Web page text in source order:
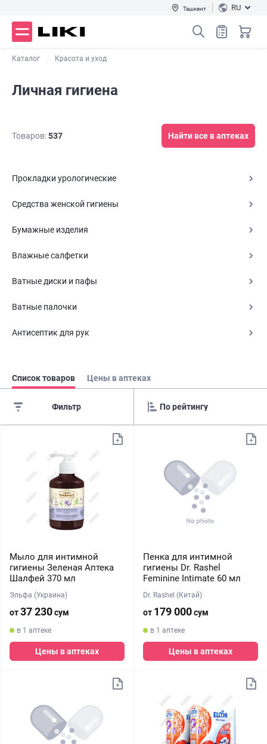
Ташкент RU
Каталог Красота и уход
Личная гигиена
Товаров:537 Найти все в аптеках
Прокладки урологические
Средства женской гигиены
Бумажные изделия
Влажные салфетки
Ватные диски и пафы
Ватные палочки
Антисептик для рук
Список товаров Цены в аптеках
Фильтр
Мыло для интимной
гигиены Зеленая Аптека
Шалфей 370 мл
Эльфа (Украина)
от37 230сум
в 1 аптеке
Цены в аптеках
Пенка для интимной
гигиены Dr. Rashel
Feminine Intimate 60 мл
Dr. Rashel (Китай)
от 179 000сум
в 1 аптеке
Цены в аптеках